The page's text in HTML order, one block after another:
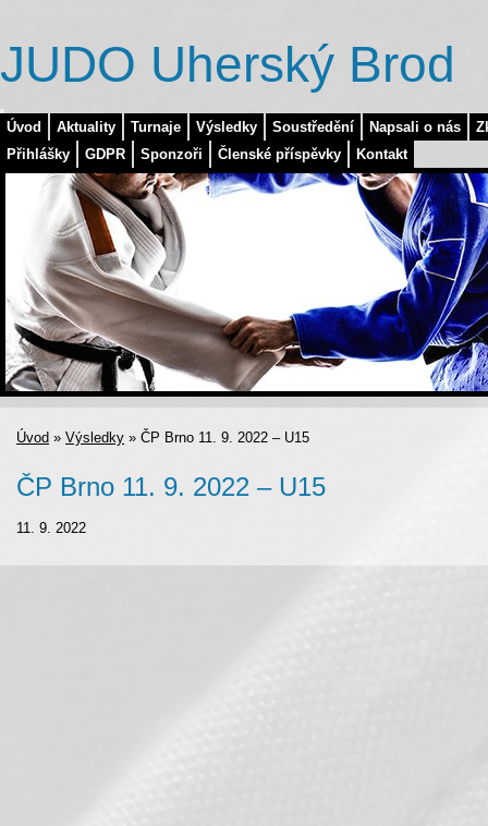
Úvod Aktuality Turnaje Výsledky Soustředění Napsali o nás
Přihlášky
GDPR Sponzoři Členské příspěvky Kontakt
JUDO Uherský Brod
Úvod » Výsledky » ČP Brno 11. 9. 2022 – U15
ČP Brno 11. 9. 2022 – U15
11. 9. 2022